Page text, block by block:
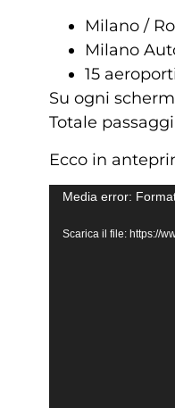
Milano /
Milano
15
Su ogni
Totale
Ecco in
Video
Media error:
Scarica il file: https://